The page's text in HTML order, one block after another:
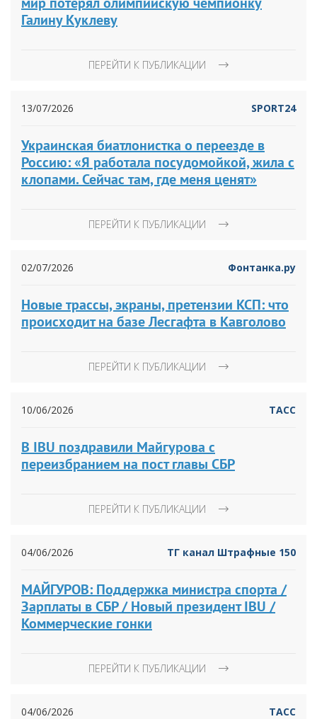
Галину Куклеву
ПЕРЕЙТИ К ПУБЛИКАЦИИ
13/07/2026 SPORT24
Украинская биатлонистка о переезде в
Россию: «Я работала посудомойкой, жила с
клопами. Сейчас там, где меня ценят»
ПЕРЕЙТИ К ПУБЛИКАЦИИ
02/07/2026 Фонтанка.ру
Новые трассы, экраны, претензии КСП: что
происходит на базе Лесгафта в Кавголово
ПЕРЕЙТИ К ПУБЛИКАЦИИ
10/06/2026 ТАСС
В IBU поздравили Майгурова с
переизбранием на пост главы СБР
ПЕРЕЙТИ К ПУБЛИКАЦИИ
04/06/2026 ТГ канал Штрафные 150
МАЙГУРОВ: Поддержка министра спорта /
Зарплаты в СБР / Новый президент IBU /
Коммерческие гонки
ПЕРЕЙТИ К ПУБЛИКАЦИИ
04/06/2026 ТАСС